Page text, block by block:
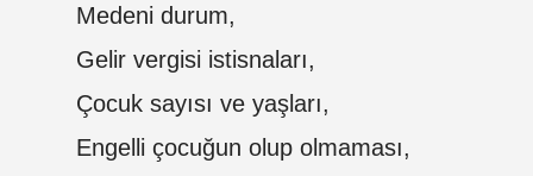
Medeni durum,
Gelir vergisi istisnaları,
Çocuk sayısı ve yaşları,
Engelli çocuğun olup olmaması,